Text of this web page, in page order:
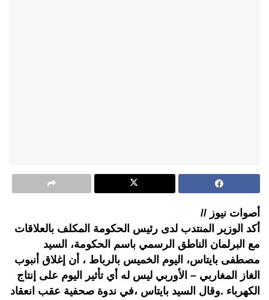
أصوات نيوز //
أكد الوزير المنتدب لدى رئيس الحكومة المكلف بالعلاقات
مع البرلمان الناطق الرسمي باسم الحكومة، السيد
مصطفى بايتاس، اليوم الخميس بالرباط ، أن إغلاق أنبوب
الغاز المغاربي – الأوربي ليس له أي تأثير اليوم على إنتاج
الكهرباء .وقال السيد بايتاس ،في ندوة صحفية عقب انعقاد